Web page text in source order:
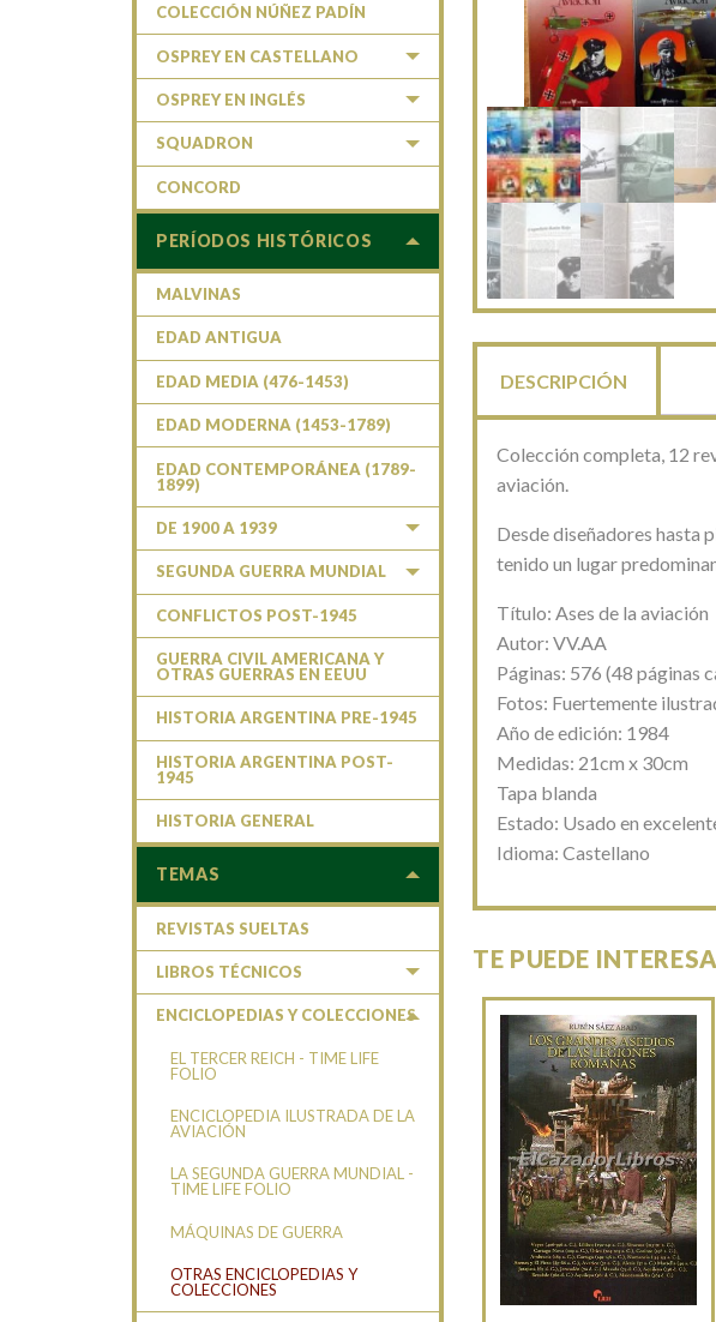
DESCRIPCIÓN
Colección completa, 12
aviación.
Desde diseñadores hasta
tenido un lugar
Título: Ases de la aviación
Autor: VV.AA
Páginas: 576 (48 páginas
Fotos: Fuertemente
Año de edición: 1984
Medidas: 21cm x 30cm
Tapa blanda
Estado: Usado en
Idioma: Castellano
TE PUEDE
COLECCIÓN NÚÑEZ PADÍN
OSPREY EN CASTELLANO
OSPREY EN INGLÉS
SQUADRON
CONCORD
PERÍODOS HISTÓRICOS
MALVINAS
EDAD ANTIGUA
EDAD MEDIA (476-1453)
EDAD MODERNA (1453-1789)
EDAD CONTEMPORÁNEA (1789-
1899)
DE 1900 A 1939
SEGUNDA GUERRA MUNDIAL
CONFLICTOS POST-1945
GUERRA CIVIL AMERICANA Y
OTRAS GUERRAS EN EEUU
HISTORIA ARGENTINA PRE-1945
HISTORIA ARGENTINA POST-
1945
HISTORIA GENERAL
TEMAS
REVISTAS SUELTAS
LIBROS TÉCNICOS
ENCICLOPEDIAS Y COLECCIONES
EL TERCER REICH - TIME LIFE
FOLIO
ENCICLOPEDIA ILUSTRADA DE LA
AVIACIÓN
LA SEGUNDA GUERRA MUNDIAL -
TIME LIFE FOLIO
MÁQUINAS DE GUERRA
OTRAS ENCICLOPEDIAS Y
COLECCIONES